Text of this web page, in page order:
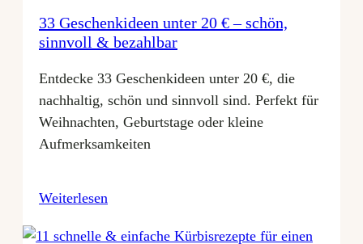
33 Geschenkideen unter 20 € – schön,
sinnvoll & bezahlbar
Entdecke 33 Geschenkideen unter 20 €, die
nachhaltig, schön und sinnvoll sind. Perfekt für
Weihnachten, Geburtstage oder kleine
Aufmerksamkeiten
Weiterlesen